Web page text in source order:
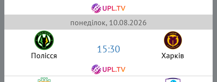
понеділок, 10.08.2026
Полісся 15:30 Харків